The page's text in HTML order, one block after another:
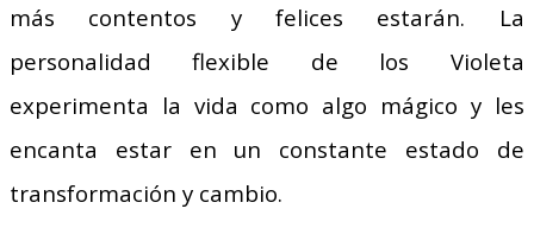
más contentos y felices estarán. La
personalidad flexible de los Violeta
experimenta la vida como algo mágico y les
encanta estar en un constante estado de
transformación y cambio.